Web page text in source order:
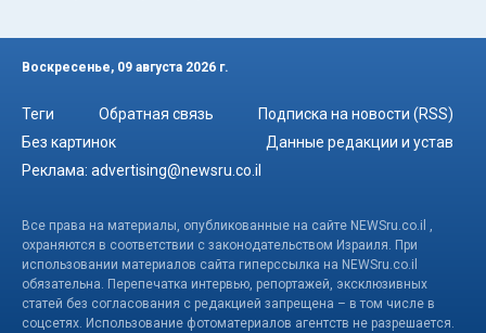
Воскресенье, 09 августа 2026 г.
Теги Обратная связь
Подписка на новости (RSS)
Без картинок
Данные редакции и устав
Реклама: advertising@newsru.co.il
Все права на материалы, опубликованные на сайте NEWSru.co.il ,
охраняются в соответствии с законодательством Израиля. При
использовании материалов сайта гиперссылка на NEWSru.co.il
обязательна. Перепечатка интервью, репортажей, эксклюзивных
статей без согласования с редакцией запрещена – в том числе в
соцсетях. Использование фотоматериалов агентств не разрешается.